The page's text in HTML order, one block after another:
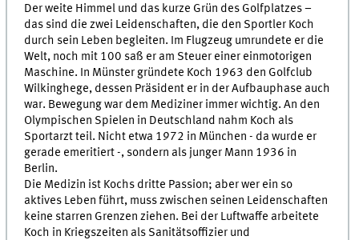
Der weite Himmel und das kurze Grün des Golfplatzes –
das sind die zwei Leidenschaften, die den Sportler Koch
durch sein Leben begleiten. Im Flugzeug umrundete er die
Welt, noch mit 100 saß er am Steuer einer einmotorigen
Maschine. In Münster gründete Koch 1963 den Golfclub
Wilkinghege, dessen Präsident er in der Aufbauphase auch
war. Bewegung war dem Mediziner immer wichtig. An den
Olympischen Spielen in Deutschland nahm Koch als
Sportarzt teil. Nicht etwa 1972 in München - da wurde er
gerade emeritiert -, sondern als junger Mann 1936 in
Berlin.
Die Medizin ist Kochs dritte Passion; aber wer ein so
aktives Leben führt, muss zwischen seinen Leidenschaften
keine starren Grenzen ziehen. Bei der Luftwaffe arbeitete
Koch in Kriegszeiten als Sanitätsoffizier und